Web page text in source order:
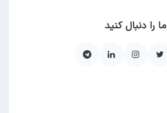
ما را دنبال کنید